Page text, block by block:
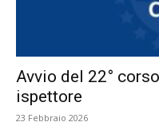
Avvio del 22°
ispettore
23 Febbraio 2026